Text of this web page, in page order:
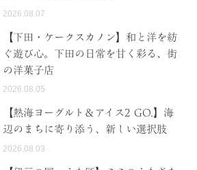
2026.08.07
【下田・ケークスカノン】和と洋を紡
ぐ遊び心。下田の日常を甘く彩る、街
の洋菓子店
2026.08.05
【熱海ヨーグルト＆アイス2 GO.】海
辺のまちに寄り添う、新しい選択肢
2026.08.03